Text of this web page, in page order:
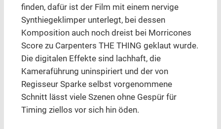
finden, dafür ist der Film mit einem nervige
Synthiegeklimper unterlegt, bei dessen
Komposition auch noch dreist bei Morricones
Score zu Carpenters THE THING geklaut wurde.
Die digitalen Effekte sind lachhaft, die
Kameraführung uninspiriert und der von
Regisseur Sparke selbst vorgenommene
Schnitt lässt viele Szenen ohne Gespür für
Timing ziellos vor sich hin öden.